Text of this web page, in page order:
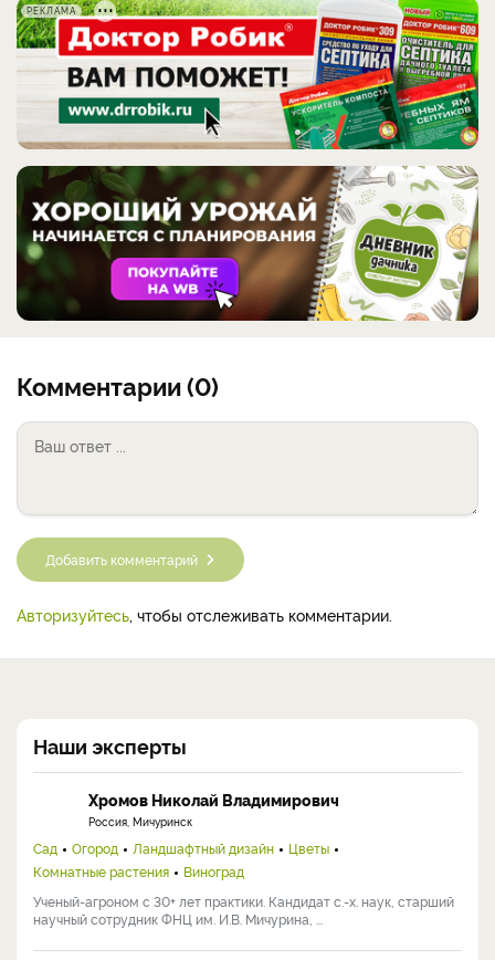
РЕКЛАМА
Комментарии (0)
Добавить комментарий
Авторизуйтесь , чтобы отслеживать комментарии.
Наши эксперты
Хромов Николай Владимирович
Россия, Мичуринск
Сад Огород Ландшафтный дизайн
Цветы
Комнатные растения
Виноград
Ученый-агроном с 30+ лет практики. Кандидат с.-х. наук, старший
научный сотрудник ФНЦ им. И.В. Мичурина, ...